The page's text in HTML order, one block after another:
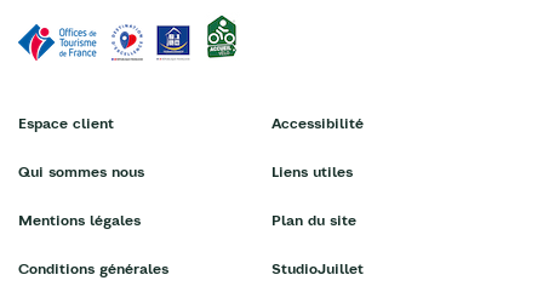
Espace client
Qui sommes nous
Mentions légales
Conditions générales
Accessibilité
Liens utiles
Plan du site
StudioJuillet